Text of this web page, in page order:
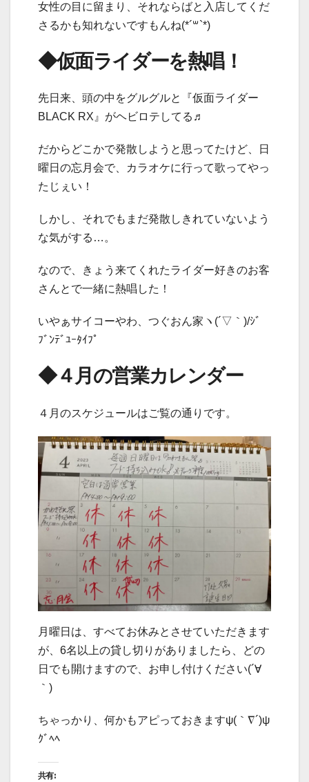
女性の目に留まり、それならばと入店してくだ
さるかも知れないですもんね(*´꒳`*)
◆仮面ライダーを熱唱！
先日来、頭の中をグルグルと『仮面ライダー
BLACK RX』がヘビロテしてる♬
だからどこかで発散しようと思ってたけど、日
曜日の忘月会で、カラオケに行って歌ってやっ
たじぇい！
しかし、それでもまだ発散しきれていないよう
な気がする…。
なので、きょう来てくれたライダー好きのお客
さんとで一緒に熱唱した！
いやぁサイコーやわ、つぐおん家ヽ(´▽｀)/ｼﾞ
ﾌﾞﾝﾃﾞﾕｰﾀｲﾌﾟ
◆４月の営業カレンダー
４月のスケジュールはご覧の通りです。
月曜日は、すべてお休みとさせていただきます
が、6名以上の貸し切りがありましたら、どの
日でも開けますので、お申し付けください(´∀
｀)
ちゃっかり、何かもアピっておきますψ(｀∇´)ψ
ｸﾞﾍﾍ
共有: